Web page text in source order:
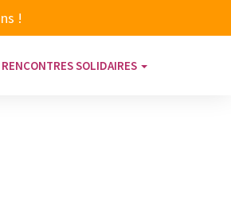
!
RENCONTRES SOLIDAIRES